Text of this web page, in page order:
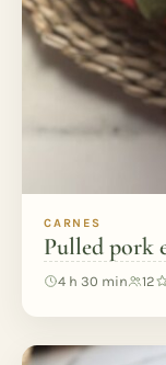
CARNES
Pulled pork
4 h 30 min 12